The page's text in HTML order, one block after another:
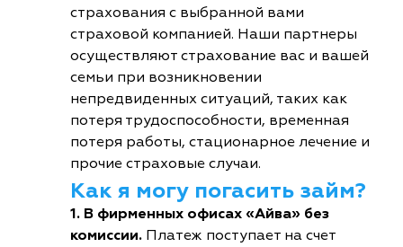
страхования с выбранной вами
страховой компанией. Наши партнеры
осуществляют страхование вас и вашей
семьи при возникновении
непредвиденных ситуаций, таких как
потеря трудоспособности, временная
потеря работы, стационарное лечение и
прочие страховые случаи.
Как я могу погасить займ?
1. В фирменных офисах «Айва» без
комиссии. Платеж поступает на счет